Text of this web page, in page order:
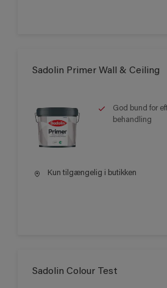
Sadolin Primer Wall & Ceiling
God bund for
behandling
Kun tilgængelig i butikken
Sadolin Colour Test